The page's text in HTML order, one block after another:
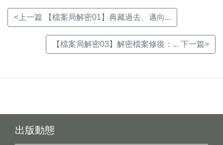
<上一篇 【檔案局解密01】典藏過去、邁向...
【檔案局解密03】解密檔案修復：... 下一篇>
出版動態